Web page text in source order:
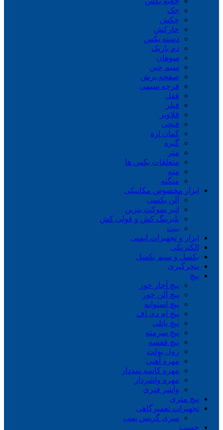
جک
چکش
خارکش
دسته بکس
دم باریک
سوهان
سیم چین
صفحه برش
فرچه سیمی
ففل
فیلر
قلاویز
قیچی
کمان اره
گیره
متر
متعلقات بکس ها
مته
منگنه
ابزار مخصوص مکانیکی
آلن بکسی
انبر سوکت بنزین
بلبرینگ کش و فولی کش
بیت
ابزار و تجهیزات ایمنی
الکتریکی
بکسل و سیم بکسل
پنچرگیری
پیچ
پیچ آچار خور
پیچ آلن خور
پیچ استوانه
پیچ ام دی اف
پیچ پانلی
پیچ سرمته
پیچ قفسه
رول بولت
مهره آهنی
مهره کاسه نمددار
مهره واشردار
واشر فنری
پیچ متری
تجهیزات تعمیرگاهی
سری گریس پمپ
چسب